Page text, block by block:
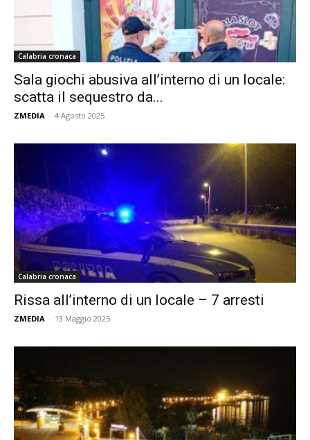
Calabria cronaca
Sala giochi abusiva all’interno di un locale:
scatta il sequestro da...
ZMEDIA - 4 Agosto 2025
Calabria cronaca
Rissa all’interno di un locale – 7 arresti
ZMEDIA - 13 Maggio 2025